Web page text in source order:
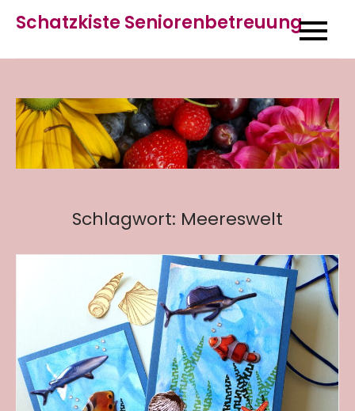
content
Schatzkiste Seniorenbetreuung
Schlagwort: Meereswelt